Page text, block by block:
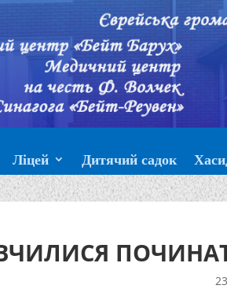
Ліцей Дитячий садок